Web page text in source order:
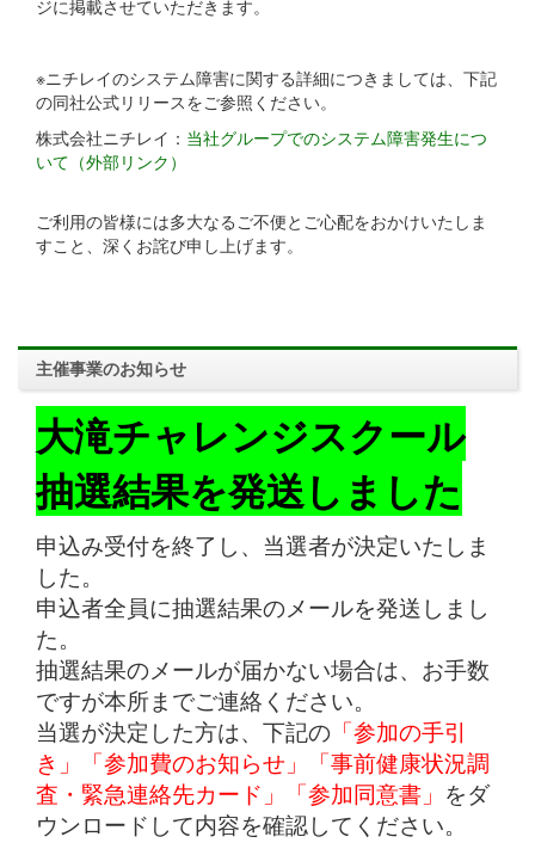
ジに掲載させていただきます。
※ニチレイのシステム障害に関する詳細につきましては、下記
の同社公式リリースをご参照ください。
株式会社ニチレイ： 当社グループでのシステム障害発生につ
いて（外部リンク）
ご利用の皆様には多大なるご不便とご心配をおかけいたしま
すこと、深くお詫び申し上げます。
主催事業のお知らせ
大滝チャレンジスクール
抽選結果を発送しました
申込み受付を終了し、当選者が決定いたしま
した。
申込者全員に抽選結果のメールを発送しまし
た。
抽選結果のメールが届かない場合は、お手数
ですが本所までご連絡ください。
当選が決定した方は、下記の 「参加の手引
き」「参加費のお知らせ」「事前健康状況調
査・緊急連絡先カード」「参加同意書」 をダ
ウンロードして内容を確認してください。